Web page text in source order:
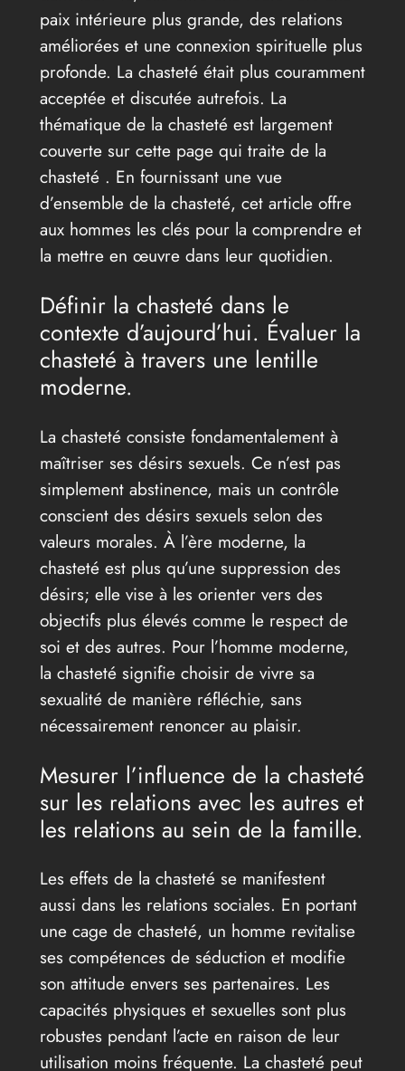
paix intérieure plus grande, des relations
améliorées et une connexion spirituelle plus
profonde. La chasteté était plus couramment
acceptée et discutée autrefois. La
thématique de la chasteté est largement
couverte sur cette page qui traite de la
chasteté . En fournissant une vue
d’ensemble de la chasteté, cet article offre
aux hommes les clés pour la comprendre et
la mettre en œuvre dans leur quotidien.
Définir la chasteté dans le
contexte d’aujourd’hui. Évaluer la
chasteté à travers une lentille
moderne.
La chasteté consiste fondamentalement à
maîtriser ses désirs sexuels. Ce n’est pas
simplement abstinence, mais un contrôle
conscient des désirs sexuels selon des
valeurs morales. À l’ère moderne, la
chasteté est plus qu’une suppression des
désirs; elle vise à les orienter vers des
objectifs plus élevés comme le respect de
soi et des autres. Pour l’homme moderne,
la chasteté signifie choisir de vivre sa
sexualité de manière réfléchie, sans
nécessairement renoncer au plaisir.
Mesurer l’influence de la chasteté
sur les relations avec les autres et
les relations au sein de la famille.
Les effets de la chasteté se manifestent
aussi dans les relations sociales. En portant
une cage de chasteté, un homme revitalise
ses compétences de séduction et modifie
son attitude envers ses partenaires. Les
capacités physiques et sexuelles sont plus
robustes pendant l’acte en raison de leur
utilisation moins fréquente. La chasteté peut